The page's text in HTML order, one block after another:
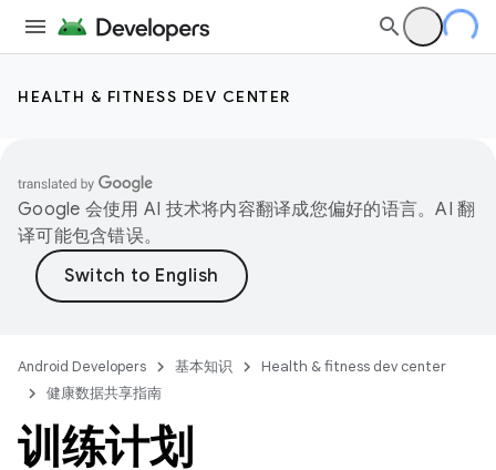
HEALTH & FITNESS DEV CENTER
Google 会使用 AI 技术将内容翻译成您偏好的语言。AI 翻
译可能包含错误。
Android Developers 基本知识
Health & fitness dev center
健康数据共享指南
训练计划